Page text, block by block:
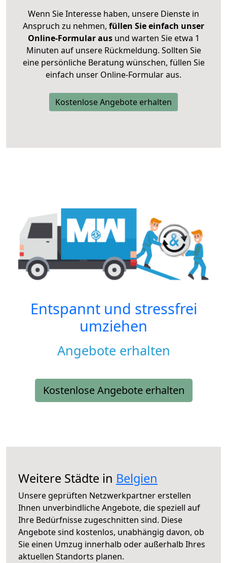
Wenn Sie Interesse haben, unsere Dienste in
Anspruch zu nehmen, füllen Sie einfach unser
Online-Formular ausund warten Sie etwa 1
Minuten auf unsere Rückmeldung. Sollten Sie
eine persönliche Beratung wünschen, füllen Sie
einfach unser Online-Formular aus.
Kostenlose Angebote erhalten
Entspannt und stressfrei
umziehen
Angebote erhalten
Kostenlose Angebote erhalten
Weitere Städte in Belgien
Unsere geprüften Netzwerkpartner erstellen
Ihnen unverbindliche Angebote, die speziell auf
Ihre Bedürfnisse zugeschnitten sind. Diese
Angebote sind kostenlos, unabhängig davon, ob
Sie einen Umzug innerhalb oder außerhalb Ihres
aktuellen Standorts planen.